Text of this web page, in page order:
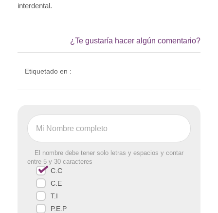
interdental.
¿Te gustaría hacer algún comentario?
Etiquetado en :
El nombre debe tener solo letras y espacios y contar
entre 5 y 30 caracteres
C.C
C.E
T.I
P.E.P